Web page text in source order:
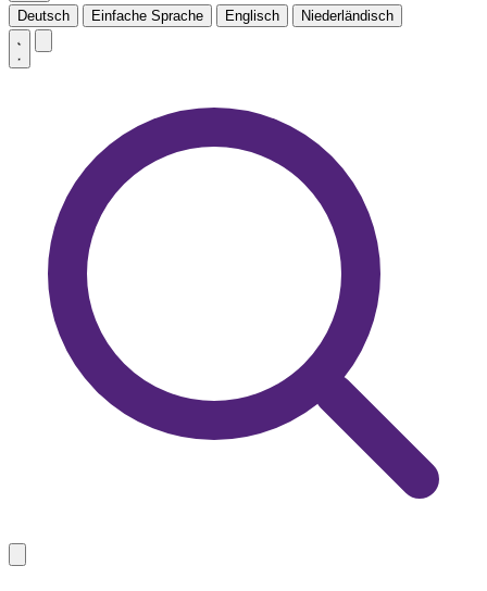
Deutsch
Einfache Sprache Englisch Niederländisch